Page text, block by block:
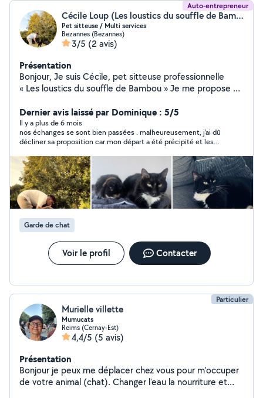
Auto-entrepreneur
Cécile Loup (Les loustics du souffle de Bambou)
Pet sitteuse / Multi services
Bezannes (Bezannes)
3/5 (2 avis)
Présentation
Bonjour, Je suis Cécile, pet sitteuse professionnelle
« Les loustics du souffle de Bambou » Je me propose de
rongeurs , animaux exotique ) a votre domicile ou
promener vos chiens en votre absence. Je suis titulaire
de l'Acaced. Je propose également de faire de la
conciergerie pour vos airbnb ou service administratif en
tout genre. Aide au rangement , nettoyage logement
encombré Multi tâches et disponible pour vous aider.
Propose également service de garde d'enfants.
Cordialement
Dernier avis laissé par Dominique : 5/5
Il y a plus de 6 mois
nos échanges se sont bien passées . malheureusement, j'ai dû
décliner sa proposition car mon départ a été précipité et les
que je la recontacterai !
Garde de chat
Voir le profil Contacter
Particulier
Murielle villette
Mumucats
Reims (Cernay-Est)
4,4/5 (5 avis)
Présentation
Bonjour je peux me déplacer chez vous pour m'occuper
de votre animal (chat). Changer l'eau la nourriture et